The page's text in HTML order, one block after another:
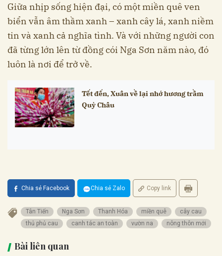
Giữa nhịp sống hiện đại, có một miền quê ven
biển vẫn âm thầm xanh – xanh cây lá, xanh niềm
tin và xanh cả nghĩa tình. Và với những người con
đã từng lớn lên từ đồng cói Nga Sơn năm nào, đó
luôn là nơi để trở về.
Tết đến, Xuân về lại nhớ hương trầm
Quỳ Châu
Chia sẻ Facebook Chia sẻ Zalo Copy link
Tân Tiến Nga Sơn Thanh Hóa miền quê
cây cau
thủ phủ cau
canh tác an toàn vườn na nông thôn mới
Bài liên quan